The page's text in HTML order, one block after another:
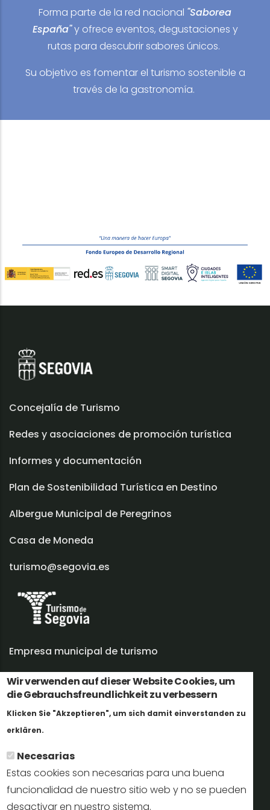
Wir verwenden auf dieser Website Cookies, um
die Gebrauchsfreundlichkeit zu verbessern
Klicken Sie "Akzeptieren", um sich damit einverstanden zu
erklären.
Necesarias
Estas cookies son necesarias para una buena
funcionalidad de nuestro sitio web y no se pueden
desactivar en nuestro sistema.
Forma parte de la red nacional "Saborea
España"y ofrece eventos, degustaciones y
rutas para descubrir sabores únicos.
Su objetivo es fomentar el turismo sostenible a
través de la gastronomía.
Concejalía de Turismo
Redes y asociaciones de promoción turística
Informes y documentación
Plan de Sostenibilidad Turística en Destino
Albergue Municipal de Peregrinos
Casa de Moneda
turismo@segovia.es
Empresa municipal de turismo
Trabaja con nosotros
Perfil del contratante
Oficinas de Turismo
reservas@turismodesegovia.com